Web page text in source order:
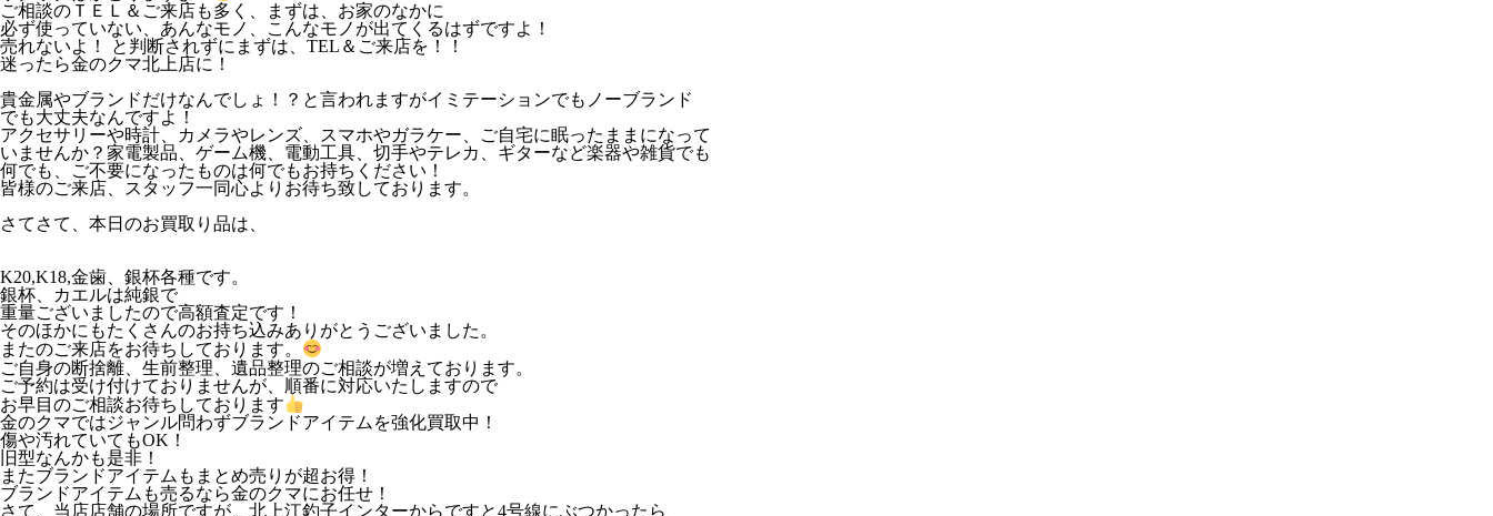
ご相談のＴＥＬ＆ご来店も多く、まずは、お家のなかに
必ず使っていない、あんなモノ、こんなモノが出てくるはずですよ！
売れないよ！ と判断されずにまずは、TEL＆ご来店を！！
迷ったら金のクマ北上店に！
貴金属やブランドだけなんでしょ！？と言われますがイミテーションでもノーブランド
でも大丈夫なんですよ！
アクセサリーや時計、カメラやレンズ、スマホやガラケー、ご自宅に眠ったままになって
いませんか？家電製品、ゲーム機、電動工具、切手やテレカ、ギターなど楽器や雑貨でも
何でも、ご不要になったものは何でもお持ちください！
皆様のご来店、スタッフ一同心よりお待ち致しております。
さてさて、本日のお買取り品は、
K20,K18,金歯、銀杯各種です。
銀杯、カエルは純銀で
重量ございましたので高額査定です！
そのほかにもたくさんのお持ち込みありがとうございました。
またのご来店をお待ちしております。
ご自身の断捨離、生前整理、遺品整理のご相談が増えております。
ご予約は受け付けておりませんが、順番に対応いたしますので
お早目のご相談お待ちしております
金のクマではジャンル問わずブランドアイテムを強化買取中！
傷や汚れていてもOK！
旧型なんかも是非！
またブランドアイテムもまとめ売りが超お得！
ブランドアイテムも売るなら金のクマにお任せ！
さて、当店店舗の場所ですが、北上江釣子インターからですと4号線にぶつかったら